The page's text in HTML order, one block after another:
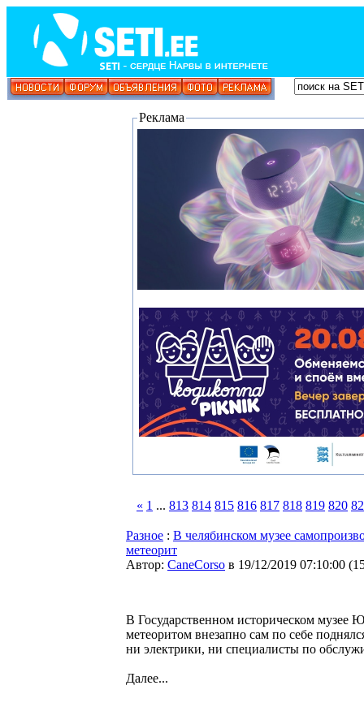
Реклама
« 1 ... 813 814 815 816 817 818 819 820
Разное : В челябинском музее
метеорит
Автор: CaneCorso в 19/12/2019 07:10:00 (
В Государственном историческом музее
метеоритом внезапно сам по себе
ни электрики, ни специалисты по
Далее...